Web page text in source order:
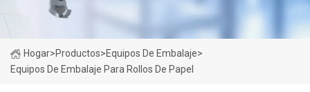
Hogar>Productos>Equipos De Embalaje>
Equipos De Embalaje Para Rollos De Papel